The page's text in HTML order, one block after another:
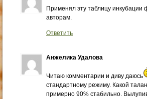
Применял эту таблицу инкубации
авторам.
Ответить
Анжелика Удалова
Читаю комментарии и диву даюсь
стандартному режиму. Какой
примерно 90% стабильно.